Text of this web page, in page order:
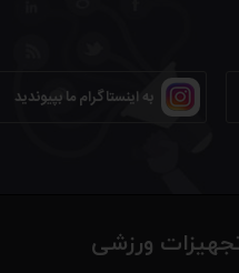
به اینستاگرام ما بپیوندید
ورزشی